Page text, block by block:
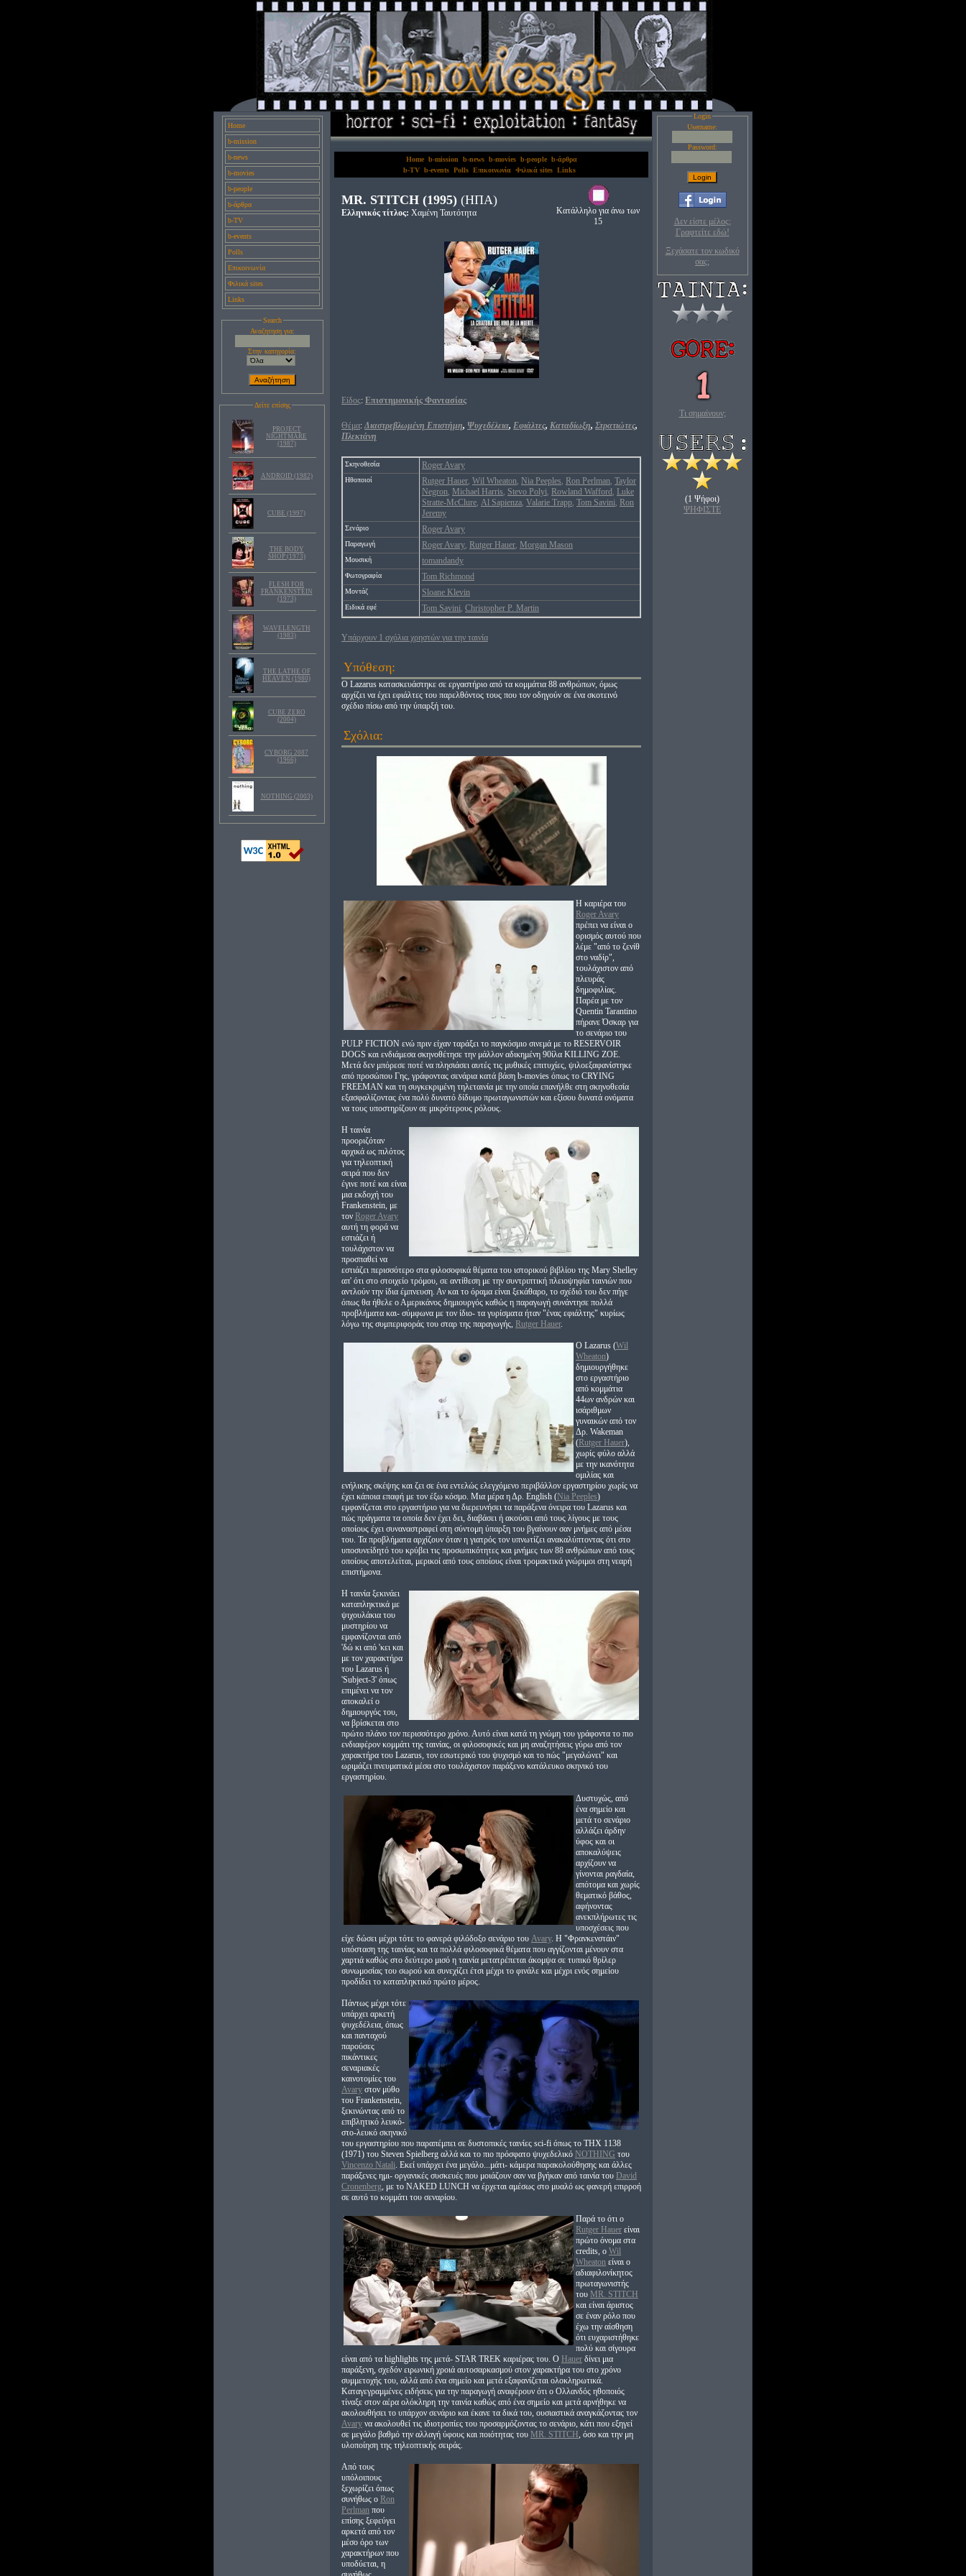
Home
b-mission
b-news
b-movies
b-people
b-άρθρα
b-TV
b-events
Polls
Επικοινωνία
Φιλικά sites
Links
Search
Αναζητηση για:
Στην κατηγορία:
Δείτε επίσης
PROJECT
NIGHTMARE
(1987)
ANDROID (1982)
CUBE (1997)
THE BODY
SHOP (1973)
FLESH FOR
FRANKENSTEIN
(1973)
WAVELENGTH
(1983)
THE LATHE OF
HEAVEN (1980)
CUBE ZERO
(2004)
CYBORG 2087
(1966)
NOTHING (2003)
Home b-mission b-news b-movies b-people b-άρθρα
b-TV b-events Polls Επικοινωνία Φιλικά sites Links
MR. STITCH (1995) (ΗΠΑ)
Ελληνικός τίτλος: Χαμένη Ταυτότητα
Κατάλληλο για άνω των
15
Είδος: Επιστημονικής Φαντασίας
Θέμα:Διαστρεβλωμένη Επιστήμη, Ψυχεδέλεια, Εφιάλτες, Καταδίωξη, Στρατιώτες,
Πλεκτάνη
Σκηνοθεσία Roger Avary
Ηθοποιοί Rutger Hauer Wil Wheaton Nia Peeples Ron Perlman Taylor
Negron Michael Harris Stevo Polyi Rowland Wafford Luke
Stratte-McClure Al Sapienza Valarie Trapp Tom Savini Ron
Jeremy
Σενάριο Roger Avary
Παραγωγή Roger Avary Rutger Hauer Morgan Mason
Μουσική tomandandy
Φωτογραφία Tom Richmond
Μοντάζ Sloane Klevin
Ειδικά εφέ Tom Savini Christopher P. Martin
Υπάρχουν 1 σχόλια χρηστών για την ταινία
Υπόθεση:
Ο Lazarus κατασκευάστηκε σε εργαστήριο από τα κομμάτια 88 ανθρώπων, όμως
αρχίζει να έχει εφιάλτες του παρελθόντος τους που τον οδηγούν σε ένα σκοτεινό
σχέδιο πίσω από την ύπαρξή του.
Σχόλια:
Η καριέρα του
Roger Avary
πρέπει να είναι ο
ορισμός αυτού που
λέμε "από το ζενίθ
στο ναδίρ",
τουλάχιστον από
πλευράς
δημοφιλίας.
Παρέα με τον
Quentin Tarantino
πήρανε Όσκαρ για
το σενάριο του
PULP FICTION ενώ πριν είχαν ταράξει το παγκόσμιο σινεμά με το RESERVOIR
DOGS και ενδιάμεσα σκηνοθέτησε την μάλλον αδικημένη 90ίλα KILLING ZOE.
Μετά δεν μπόρεσε ποτέ να πλησιάσει αυτές τις μυθικές επιτυχίες, ψιλοεξαφανίστηκε
από προσώπου Γης, γράφοντας σενάρια κατά βάση b-movies όπως το CRYING
FREEMAN και τη συγκεκριμένη τηλεταινία με την οποία επανήλθε στη σκηνοθεσία
εξασφαλίζοντας ένα πολύ δυνατό δίδυμο πρωταγωνιστών και εξίσου δυνατά ονόματα
να τους υποστηρίζουν σε μικρότερους ρόλους.
Η ταινία
προοριζόταν
αρχικά ως πιλότος
για τηλεοπτική
σειρά που δεν
έγινε ποτέ και είναι
μια εκδοχή του
Frankenstein, με
τον Roger Avary
αυτή τη φορά να
εστιάζει ή
τουλάχιστον να
προσπαθεί να
εστιάζει περισσότερο στα φιλοσοφικά θέματα του ιστορικού βιβλίου της Mary Shelley
απ' ότι στο στοιχείο τρόμου, σε αντίθεση με την συντριπτική πλειοψηφία ταινιών που
αντλούν την ίδια έμπνευση. Αν και το όραμα είναι ξεκάθαρο, το σχέδιό του δεν πήγε
όπως θα ήθελε ο Αμερικάνος δημιουργός καθώς η παραγωγή συνάντησε πολλά
προβλήματα και- σύμφωνα με τον ίδιο- τα γυρίσματα ήταν "ένας εφιάλτης" κυρίως
λόγω της συμπεριφοράς του σταρ της παραγωγής, Rutger Hauer.
Ο Lazarus (Wil
Wheaton)
δημιουργήθηκε
στο εργαστήριο
από κομμάτια
44ων ανδρών και
ισάριθμων
γυναικών από τον
Δρ. Wakeman
(Rutger Hauer),
χωρίς φύλο αλλά
με την ικανότητα
ομιλίας και
ενήλικης σκέψης και ζει σε ένα εντελώς ελεγχόμενο περιβάλλον εργαστηρίου χωρίς να
έχει κάποια επαφή με τον έξω κόσμο. Μια μέρα η Δρ. English (Nia Peeples)
εμφανίζεται στο εργαστήριο για να διερευνήσει τα παράξενα όνειρα του Lazarus και
πώς πράγματα τα οποία δεν έχει δει, διαβάσει ή ακούσει από τους λίγους με τους
οποίους έχει συναναστραφεί στη σύντομη ύπαρξη του βγαίνουν σαν μνήμες από μέσα
του. Τα προβλήματα αρχίζουν όταν η γιατρός τον υπνωτίζει ανακαλύπτοντας ότι στο
υποσυνείδητό του κρύβει τις προσωπικότητες και μνήμες των 88 ανθρώπων από τους
οποίους αποτελείται, μερικοί από τους οποίους είναι τρομακτικά γνώριμοι στη νεαρή
επιστήμονα.
Η ταινία ξεκινάει
καταπληκτικά με
ψιχουλάκια του
μυστηρίου να
εμφανίζονται από
'δώ κι από 'κει και
με τον χαρακτήρα
του Lazarus ή
'Subject-3' όπως
επιμένει να τον
αποκαλεί ο
δημιουργός του,
να βρίσκεται στο
πρώτο πλάνο τον περισσότερο χρόνο. Αυτό είναι κατά τη γνώμη του γράφοντα το πιο
ενδιαφέρον κομμάτι της ταινίας, οι φιλοσοφικές και μη αναζητήσεις γύρω από τον
χαρακτήρα του Lazarus, τον εσωτερικό του ψυχισμό και το πώς "μεγαλώνει" και
ωριμάζει πνευματικά μέσα στο τουλάχιστον παράξενο κατάλευκο σκηνικό του
εργαστηρίου.
Δυστυχώς, από
ένα σημείο και
μετά το σενάριο
αλλάζει άρδην
ύφος και οι
αποκαλύψεις
αρχίζουν να
γίνονται ραγδαία,
απότομα και χωρίς
θεματικό βάθος,
αφήνοντας
ανεκπλήρωτες τις
υποσχέσεις που
είχε δώσει μέχρι τότε το φανερά φιλόδοξο σενάριο του Avary. Η "Φρανκενστάιν"
υπόσταση της ταινίας και τα πολλά φιλοσοφικά θέματα που αγγίζονται μένουν στα
χαρτιά καθώς στο δεύτερο μισό η ταινία μετατρέπεται άκομψα σε τυπικό θρίλερ
συνωμοσίας του σωρού και συνεχίζει έτσι μέχρι το φινάλε και μέχρι ενός σημείου
προδίδει το καταπληκτικό πρώτο μέρος.
Πάντως μέχρι τότε
υπάρχει αρκετή
ψυχεδέλεια, όπως
και πανταχού
παρούσες
πικάντικες
σεναριακές
καινοτομίες του
Avary στον μύθο
του Frankenstein,
ξεκινώντας από το
επιβλητικό λευκό-
στο-λευκό σκηνικό
του εργαστηρίου που παραπέμπει σε δυστοπικές ταινίες sci-fi όπως το THX 1138
(1971) του Steven Spielberg αλλά και το πιο πρόσφατο ψυχεδελικό NOTHING του
Vincenzo Natali. Εκεί υπάρχει ένα μεγάλο...μάτι- κάμερα παρακολούθησης και άλλες
παράξενες ημι- οργανικές συσκευές που μοιάζουν σαν να βγήκαν από ταινία του David
Cronenberg, με το NAKED LUNCH να έρχεται αμέσως στο μυαλό ως φανερή επιρροή
σε αυτό το κομμάτι του σεναρίου.
Παρά το ότι ο
Rutger Hauer είναι
πρώτο όνομα στα
credits, ο Wil
Wheaton είναι ο
αδιαφιλονίκητος
πρωταγωνιστής
του MR. STITCH
και είναι άριστος
σε έναν ρόλο που
έχω την αίσθηση
ότι ευχαριστήθηκε
πολύ και σίγουρα
είναι από τα highlights της μετά- STAR TREK καριέρας του. Ο Hauer δίνει μια
παράξενη, σχεδόν ειρωνική χροιά αυτοσαρκασμού στον χαρακτήρα του στο χρόνο
συμμετοχής του, αλλά από ένα σημείο και μετά εξαφανίζεται ολοκληρωτικά.
Καταγεγραμμένες ειδήσεις για την παραγωγή αναφέρουν ότι ο Ολλανδός ηθοποιός
τίναξε στον αέρα ολόκληρη την ταινία καθώς από ένα σημείο και μετά αρνήθηκε να
ακολουθήσει το υπάρχον σενάριο και έκανε τα δικά του, ουσιαστικά αναγκάζοντας τον
Avary να ακολουθεί τις ιδιοτροπίες του προσαρμόζοντας το σενάριο, κάτι που εξηγεί
σε μεγάλο βαθμό την αλλαγή ύφους και ποιότητας του MR. STITCH, όσο και την μη
υλοποίηση της τηλεοπτικής σειράς.
Από τους
υπόλοιπους
ξεχωρίζει όπως
συνήθως ο Ron
Perlman που
επίσης ξεφεύγει
αρκετά από τον
μέσο όρο των
χαρακτήρων που
υποδύεται, η
Login
Username:
Password:
Δεν είστε μέλος;
Γραφτείτε εδώ!
Ξεχάσατε τον κωδικό
σας;
Τι σημαίνουν;
(1 Ψήφοι)
ΨΗΦΙΣΤΕ